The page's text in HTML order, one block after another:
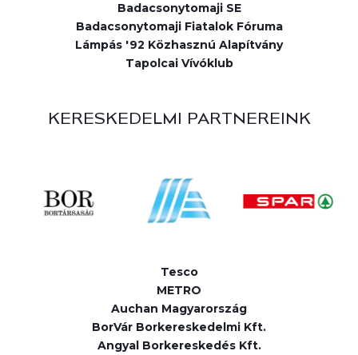
Badacsonytomaji SE
Badacsonytomaji Fiatalok Fóruma
Lámpás '92 Közhasznú Alapítvány
Tapolcai Vívóklub
KERESKEDELMI PARTNEREINK
Tesco
METRO
Auchan Magyarország
BorVár Borkereskedelmi Kft.
Angyal Borkereskedés Kft.